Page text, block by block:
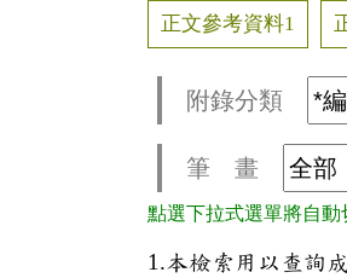
正文參考資料1
附錄分類
筆 畫
點選下拉式選單將自動
1.本檢索用以查詢